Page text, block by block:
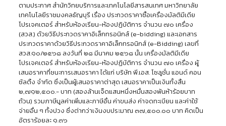
ตามประกาศ สำนักวิทยบริการและเทคโนโลยีสารสนเทศ มหาวิทยาลัย
เทคโนโลยีราชมงคลธัญบุรี เรื่อง ประกวดราคาซื้อเครื่องมัลติมีเดีย
โปรเจคเตอร์ สำหรับห้องเรียน-ห้องปฏิบัติการ จำนวน ๗๐ เครื่อง
(สวส.) ด้วยวิธีประกวดราคาอิเล็กทรอนิกส์ (e-bidding) และเอกสาร
ประกวดราคาด้วยวิธีประกวดราคาอิเล็กทรอนิกส์ (e-Bidding) เลขที่
สวส.๑๐/๒๕๖๘ ลงวันที่ ๒๘ มีนาคม ๒๕๖๘ นั้น เครื่องมัลติมีเดีย
โปรเจคเตอร์ สำหรับห้องเรียน-ห้องปฏิบัติการ จำนวน ๗๐ เครื่อง ผู้
เสนอราคาที่ชนะการเสนอราคา ได้แก่ บริษัท พี.เอส. โซลูชั่น แอนด์ คอน
ซัลติ้ง จำกัด ซึ่งเป็นผู้เสนอราคาต่าสุด เสนอราคาเป็นเงินทั้งสิ้น
๒,๗๑๒,๕๐๐.- บาท (สองล้านเจ็ดแสนหนึ่งหมื่นสองพันห้าร้อยบาท
ถ้วน) รวมภาษีมูลค่าเพิ่มและภาษีอื่น ค่าขนส่ง ค่าจดทะเบียน และค่าใช้
จ่ายอื่น ๆ ทั้งปวง ซึ่งต่ากว่าเงินงบประมาณ ๓๗,๕๐๐.๐๐ บาท คิดเป็น
อัตราร้อยละ ๑.๓๖